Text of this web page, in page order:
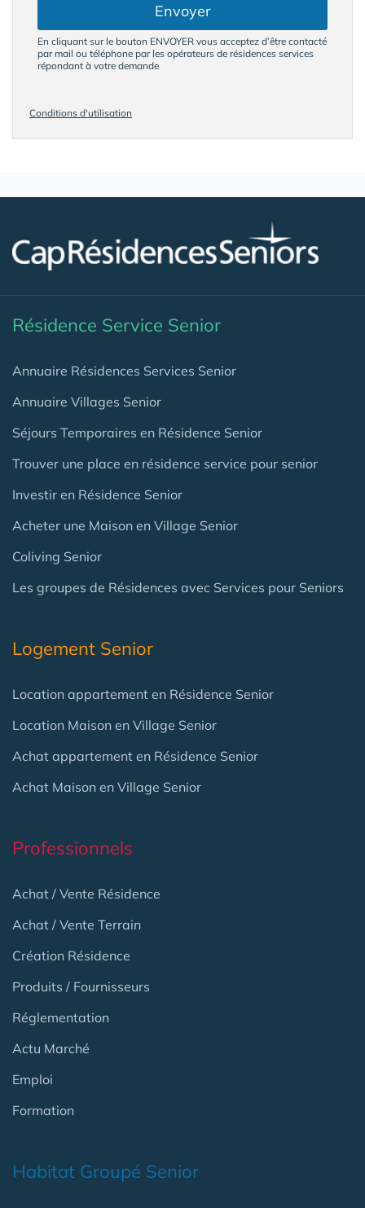
Envoyer
En cliquant sur le bouton ENVOYER vous acceptez d’être contacté
par mail ou téléphone par les opérateurs de résidences services
répondant à votre demande
Conditions d'utilisation
Résidence Service Senior
Annuaire Résidences Services Senior
Annuaire Villages Senior
Séjours Temporaires en Résidence Senior
Trouver une place en résidence service pour senior
Investir en Résidence Senior
Acheter une Maison en Village Senior
Coliving Senior
Les groupes de Résidences avec Services pour Seniors
Logement Senior
Location appartement en Résidence Senior
Location Maison en Village Senior
Achat appartement en Résidence Senior
Achat Maison en Village Senior
Professionnels
Achat / Vente Résidence
Achat / Vente Terrain
Création Résidence
Produits / Fournisseurs
Réglementation
Actu Marché
Emploi
Formation
Habitat Groupé Senior